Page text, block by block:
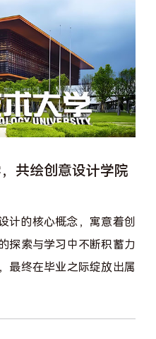
共绘创意设计学院
计的核心概念，寓意着创
探索与学习中不断积蓄力
最终在毕业之际绽放出属